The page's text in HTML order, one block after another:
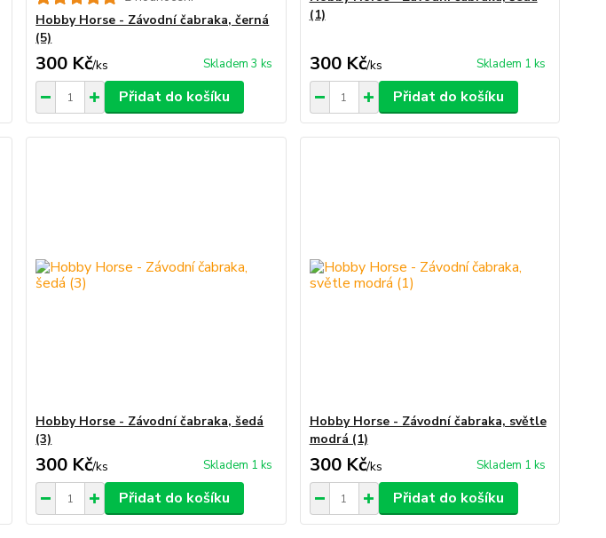
Hobby Horse - Závodní čabraka, černá
(5)
300 Kč/ks Skladem 3 ks
Přidat do košíku
(1)
300 Kč/ks Skladem 1 ks
Přidat do košíku
Hobby Horse - Závodní čabraka, šedá
(3)
300 Kč/ks Skladem 1 ks
Přidat do košíku
Hobby Horse - Závodní čabraka, světle
modrá (1)
300 Kč/ks Skladem 1 ks
Přidat do košíku